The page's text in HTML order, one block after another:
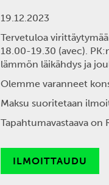
19.12.2023
Tervetuloa
18.00-19.30 (avec).
lämmön läikähdys ja
Olemme varanneet
Maksu suoritetaan
Tapahtumavastaava on
ILMOITTAUDU